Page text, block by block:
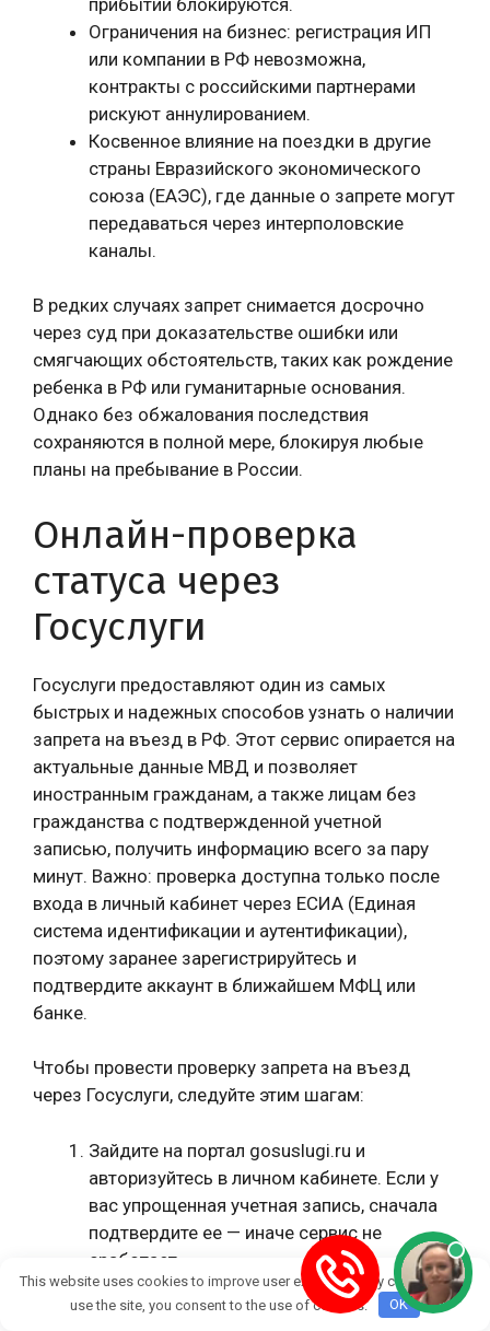
Ограничения на бизнес: регистрация ИП
или компании в РФ невозможна,
контракты с российскими партнерами
рискуют аннулированием.
Косвенное влияние на поездки в другие
страны Евразийского экономического
союза (ЕАЭС), где данные о запрете могут
передаваться через интерполовские
каналы.
В редких случаях запрет снимается досрочно
через суд при доказательстве ошибки или
смягчающих обстоятельств, таких как рождение
ребенка в РФ или гуманитарные основания.
Однако без обжалования последствия
сохраняются в полной мере, блокируя любые
планы на пребывание в России.
Онлайн-проверка
статуса через
Госуслуги
Госуслуги предоставляют один из самых
быстрых и надежных способов узнать о наличии
запрета на въезд в РФ. Этот сервис опирается на
актуальные данные МВД и позволяет
иностранным гражданам, а также лицам без
гражданства с подтвержденной учетной
записью, получить информацию всего за пару
минут. Важно: проверка доступна только после
входа в личный кабинет через ЕСИА (Единая
система идентификации и аутентификации),
поэтому заранее зарегистрируйтесь и
подтвердите аккаунт в ближайшем МФЦ или
банке.
Чтобы провести проверку запрета на въезд
через Госуслуги, следуйте этим шагам:
Зайдите на портал gosuslugi.ru и
авторизуйтесь в личном кабинете. Если у
вас упрощенная учетная запись, сначала
подтвердите ее — иначе сервис не
сработает.
В строке поиска введите "Проверка
оснований для отказа во въезде в РФ" или
This website uses cookies to improve user experience. By continuing to
use the site, you consent to the use of cookies.
OK